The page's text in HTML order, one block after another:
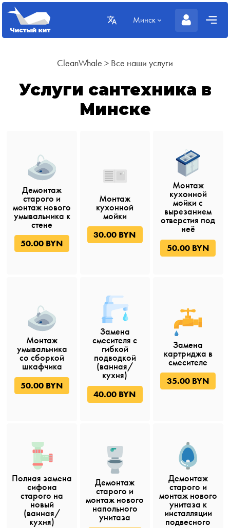
Минск
CleanWhale > Все наши услуги
Услуги сантехника в
Минске
Демонтаж
старого и
монтаж нового
умывальника к
стене
50.00 BYN
Монтаж
кухонной
мойки
30.00 BYN
Монтаж
кухонной
мойки с
вырезанием
отверстия под
неё
50.00 BYN
Монтаж
умывальника
со сборкой
шкафчика
50.00 BYN
Замена
смесителя с
гибкой
подводкой
(ванная/
кухня)
40.00 BYN
Замена
картриджа в
смесителе
35.00 BYN
Полная замена
сифона
старого на
новый
(ванная/
кухня)
Демонтаж
старого и
монтаж нового
напольного
унитаза
Демонтаж
старого и
монтаж нового
унитаза к
инсталляции
подвесного